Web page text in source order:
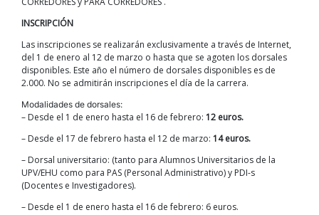
INSCRIPCIÓN
Las inscripciones se realizarán exclusivamente a través de Internet,
del 1 de enero al 12 de marzo o hasta que se agoten los dorsales
disponibles. Este año el número de dorsales disponibles es de
2.000. No se admitirán inscripciones el día de la carrera.
Modalidades de dorsales:
– Desde el 1 de enero hasta el 16 de febrero: 12 euros.
– Desde el 17 de febrero hasta el 12 de marzo: 14 euros.
– Dorsal universitario: (tanto para Alumnos Universitarios de la
UPV/EHU como para PAS (Personal Administrativo) y PDI-s
(Docentes e Investigadores).
– Desde el 1 de enero hasta el 16 de febrero: 6 euros.